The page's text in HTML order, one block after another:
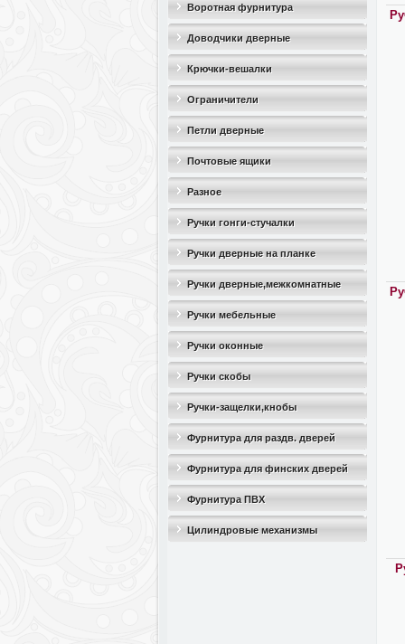
Воротная фурнитура
Доводчики дверные
Крючки-вешалки
Ограничители
дверные(стопоры)
Петли дверные
Почтовые ящики
Разное
Ручки гонги-стучалки
Ручки дверные на планке
Ручки дверные,межкомнатные
Ручки мебельные
Ручки оконные
Ручки скобы
Ручки-защелки,кнобы
Фурнитура для раздв. дверей
Фурнитура для финских дверей
Фурнитура ПВХ
Цилиндровые механизмы